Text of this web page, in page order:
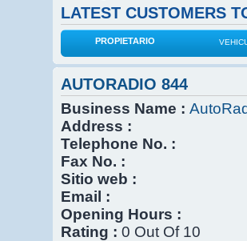
LATEST CUSTOMERS
PROPIETARIO
AUTORADIO 844
Business Name :
Address :
Telephone No. :
Fax No. :
Sitio web :
Email :
Opening Hours :
Rating : 0 Out Of 10